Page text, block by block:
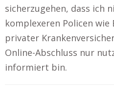
sicherzugehen, dass ich
komplexeren Policen
privater
Online-Abschluss nur
informiert bin.